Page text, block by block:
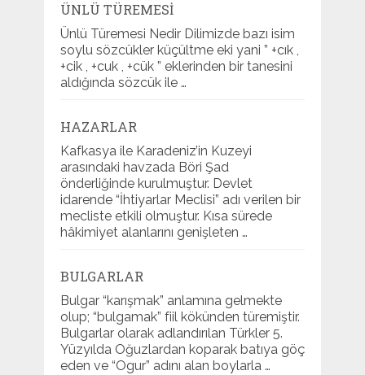
ÜNLÜ TÜREMESI
Ünlü Türemesi Nedir Dilimizde bazı isim
soylu sözcükler küçültme eki yani ” +cık ,
+cik , +cuk , +cük ” eklerinden bir tanesini
aldığında sözcük ile …
HAZARLAR
Kafkasya ile Karadeniz’in Kuzeyi
arasındaki havzada Böri Şad
önderliğinde kurulmuştur. Devlet
idarende “İhtiyarlar Meclisi” adı verilen bir
mecliste etkili olmuştur. Kısa sürede
hâkimiyet alanlarını genişleten …
BULGARLAR
Bulgar “karışmak” anlamına gelmekte
olup; “bulgamak” fiil kökünden türemiştir.
Bulgarlar olarak adlandırılan Türkler 5.
Yüzyılda Oğuzlardan koparak batıya göç
eden ve “Ogur” adını alan boylarla …